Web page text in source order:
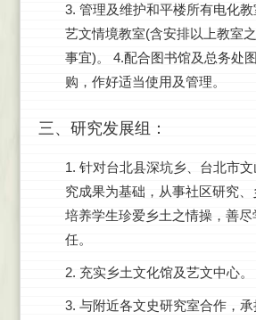
3. 管理及维护和平楼所有电化教
艺文情境教室(含安排以上教室
事宜)。 4.配合图书馆及总务处
购，作好适当使用及管理。
三、研究发展组：
1. 针对台北县深坑乡、台北市
究成果为基础，从事社区研究、
培养学生珍爱乡土之情操，善
任。
2. 充实乡土文化馆及艺文中心。
3. 与附近各文史研究室合作，